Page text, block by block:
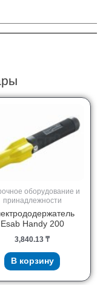
оборудование и
принадлежности
Esab Handy 200
3,840.13 ₸
В корзину